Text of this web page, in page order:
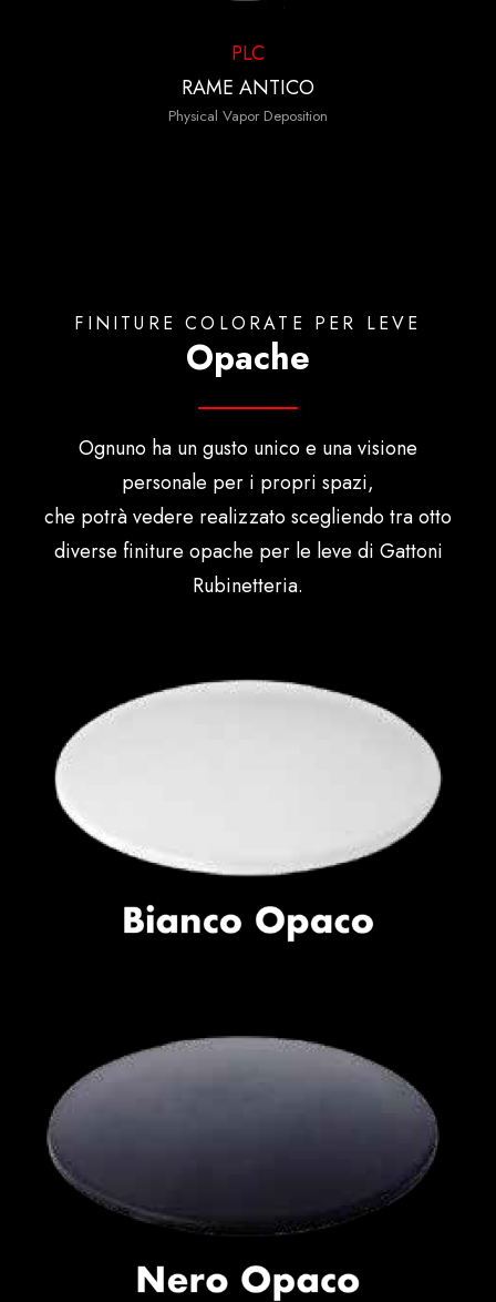
PLC
RAME ANTICO
Physical Vapor Deposition
FINITURE COLORATE PER LEVE
Opache
Ognuno ha un gusto unico e una visione
personale per i propri spazi,
che potrà vedere realizzato scegliendo tra otto
diverse finiture opache per le leve di Gattoni
Rubinetteria.